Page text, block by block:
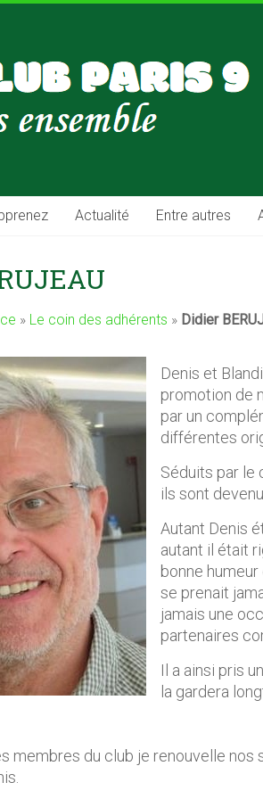
Actualité Entre autres
» Le coin des adhérents » Didier
Denis et
promotion de
par un
différentes
Séduits par le
ils sont
Autant Denis
autant il était
bonne
se prenait
jamais une
partenaires
Il a ainsi pris
la gardera
membres du club je renouvelle